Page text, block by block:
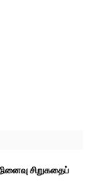
சிறுகதைப்